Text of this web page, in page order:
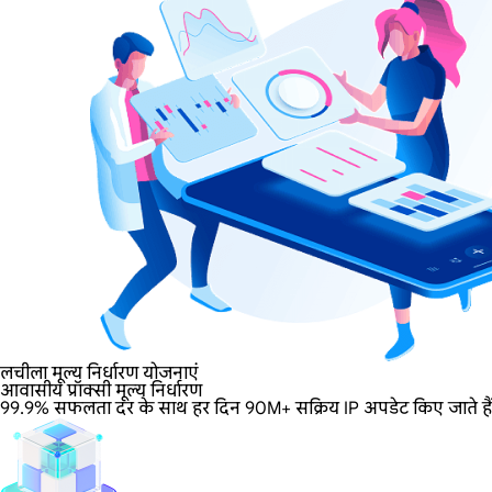
लचीला मूल्य निर्धारण योजनाएं
आवासीय प्रॉक्सी मूल्य निर्धारण
99.9% सफलता दर के साथ हर दिन 90M+ सक्रिय IP अपडेट किए जाते